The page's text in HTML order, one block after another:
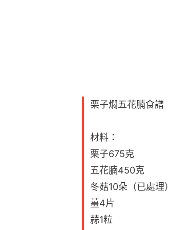
栗子燜五花腩食譜
材料：
栗子675克
五花腩450克
冬菇10朵（已處理）
薑4片
蒜1粒